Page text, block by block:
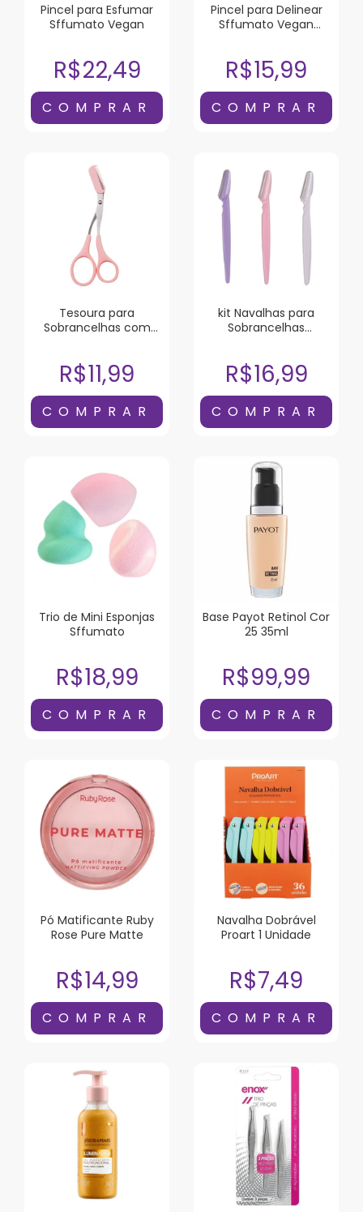
Pincel para Esfumar
Sffumato Vegan
R$22,49
Pincel para Delinear
Sffumato Vegan
R$15,99
Tesoura para
Sobrancelhas com
R$11,99
kit Navalhas para
Sobrancelhas
R$16,99
Trio de Mini Esponjas
Sffumato
R$18,99
Base Payot Retinol Cor
25 35ml
R$99,99
Pó Matificante Ruby
Rose Pure Matte
R$14,99
Navalha Dobrável
Proart 1 Unidade
R$7,49